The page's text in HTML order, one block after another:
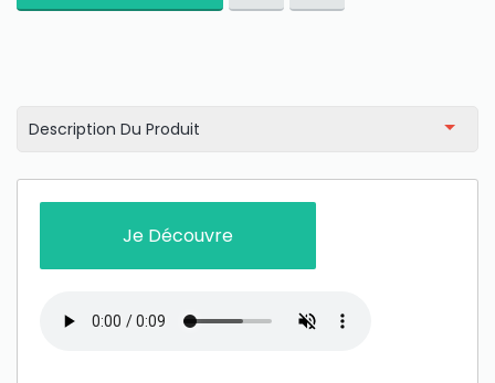
Description Du Produit
Je Découvre